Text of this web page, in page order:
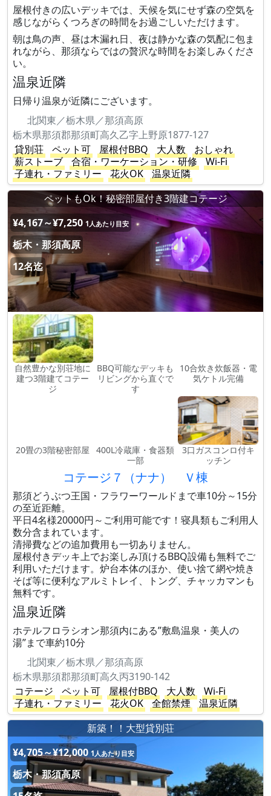
屋根付きの広いデッキでは、天候を気にせず森の空気を
感じながらくつろぎの時間をお過ごしいただけます。
朝は鳥の声、昼は木漏れ日、夜は静かな森の気配に包ま
れながら、那須ならではの贅沢な時間をお楽しみくださ
い。
温泉近隣
日帰り温泉が近隣にございます。
北関東／栃木県／那須高原
栃木県那須郡那須町高久乙字上野原1877-127
貸別荘
ペット可 屋根付BBQ 大人数
おしゃれ
薪ストーブ
合宿・ワーケーション・研修
Wi-Fi
子連れ・ファミリー
花火OK
温泉近隣
ペットもOk！秘密部屋付き3階建コテージ
¥4,167～¥7,250 1人あたり目安
栃木・那須高原
12名迄
自然豊かな別荘地に
建つ3階建てコテー
ジ
BBQ可能なデッキも
リビングから直ぐで
す
10合炊き炊飯器・電
気ケトル完備
20畳の3階秘密部屋
400L冷蔵庫・食器類
一部
3口ガスコンロ付キ
ッチン
コテージ７（ナナ） Ｖ棟
那須どうぶつ王国・フラワーワールドまで車10分～15分
の至近距離。
平日4名様20000円～ご利用可能です！寝具類もご利用人
数分含まれています。
清掃費などの追加費用も一切ありません。
屋根付きデッキ上でお楽しみ頂けるBBQ設備も無料でご
利用いただけます。炉台本体のほか、使い捨て網や焼き
そば等に便利なアルミトレイ、トング、チャッカマンも
無料です。
温泉近隣
ホテルフロラシオン那須内にある”敷島温泉・美人の
湯”まで車約10分
北関東／栃木県／那須高原
栃木県那須郡那須町高久丙3190-142
コテージ
ペット可 屋根付BBQ 大人数
Wi-Fi
子連れ・ファミリー
花火OK 全館禁煙
温泉近隣
新築！！大型貸別荘
¥4,705～¥12,000 1人あたり目安
栃木・那須高原